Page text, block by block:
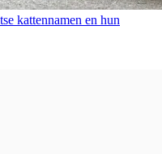
kattennamen en hun